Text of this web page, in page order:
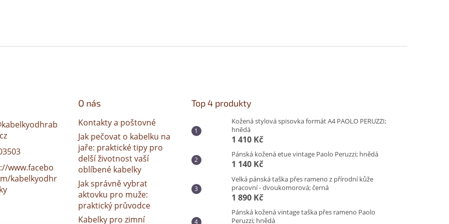
kabelkyodhrab
www.facebo
kabelkyodhr
O nás
Kontakty a poštovné
Jak pečovat o kabelku na
jaře: praktické tipy pro
delší životnost vaší
oblíbené kabelky
Jak správně vybrat
aktovku pro muže:
praktický průvodce
Kabelky pro zimní
Top 4 produkty
Kožená stylová spisovka formát A4 PAOLO PERUZZI;
hnědá
1 410 Kč
Pánská kožená etue vintage Paolo Peruzzi; hnědá
1 140 Kč
Velká pánská taška přes rameno z přírodní kůže
pracovní - dvoukomorová; černá
1 890 Kč
Pánská kožená vintage taška přes rameno Paolo
Peruzzi; hnědá